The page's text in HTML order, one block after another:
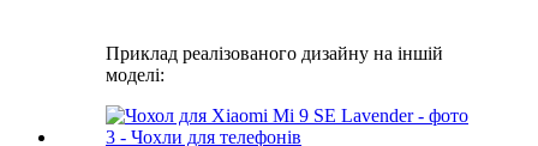
Приклад реалізованого дизайну на іншій
моделі: